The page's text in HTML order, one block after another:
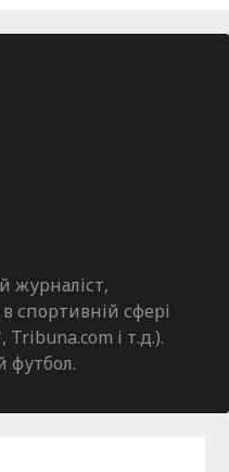
журналіст,
спортивній сфері
і т.д.).
футбол.